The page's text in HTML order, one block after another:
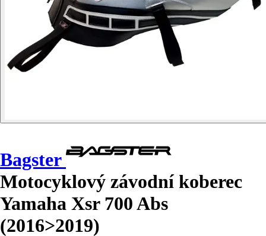
Bagster
Motocyklový závodní koberec
Yamaha Xsr 700 Abs
(2016>2019)